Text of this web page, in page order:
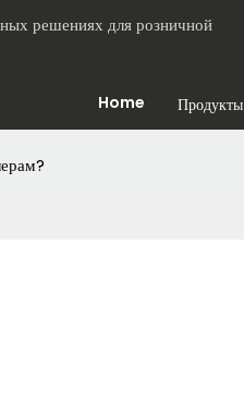
решениях для розничной
Home Продукты